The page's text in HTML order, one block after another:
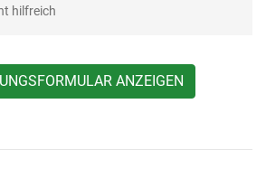
hilfreich
ANZEIGEN